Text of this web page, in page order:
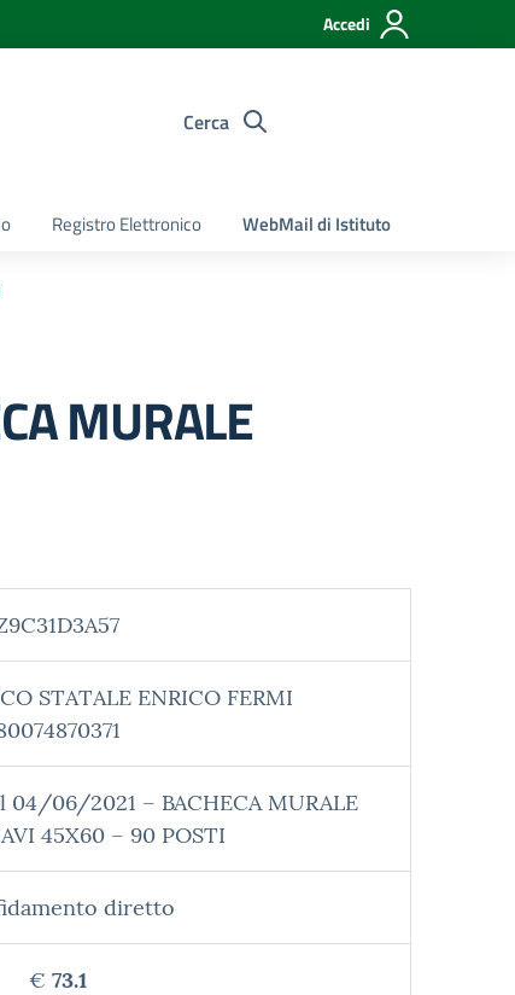
Accedi
Cerca
Registro Elettronico WebMail di Istituto
MURALE
STATALE ENRICO FERMI
04/06/2021 – BACHECA MURALE
45X60 – 90 POSTI
diretto
€ 73.1